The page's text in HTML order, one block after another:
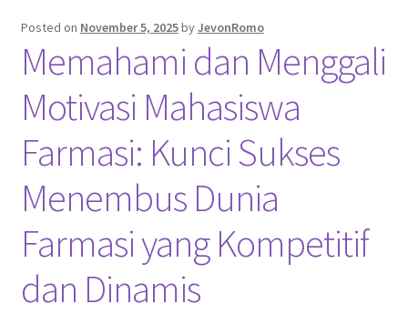
Tentang Kami
Posted on November 5, 2025byJevonRomo
Memahami dan Menggali
Motivasi Mahasiswa
Farmasi: Kunci Sukses
Menembus Dunia
Farmasi yang Kompetitif
dan Dinamis